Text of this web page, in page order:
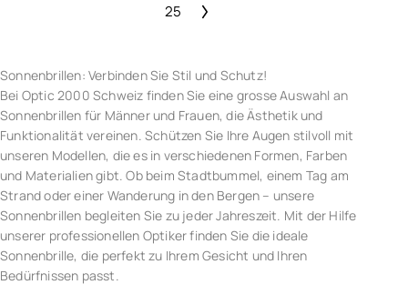
25
Sonnenbrillen: Verbinden Sie Stil und Schutz!
Bei Optic 2000 Schweiz finden Sie eine grosse Auswahl an
Sonnenbrillen für Männer und Frauen, die Ästhetik und
Funktionalität vereinen. Schützen Sie Ihre Augen stilvoll mit
unseren Modellen, die es in verschiedenen Formen, Farben
und Materialien gibt. Ob beim Stadtbummel, einem Tag am
Strand oder einer Wanderung in den Bergen – unsere
Sonnenbrillen begleiten Sie zu jeder Jahreszeit. Mit der Hilfe
unserer professionellen Optiker finden Sie die ideale
Sonnenbrille, die perfekt zu Ihrem Gesicht und Ihren
Bedürfnissen passt.